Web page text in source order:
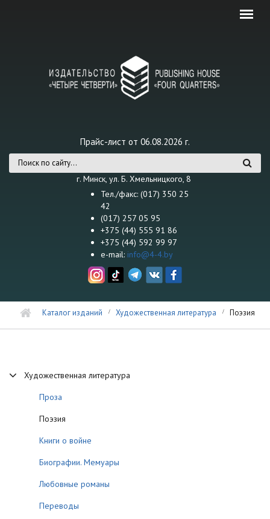
Прайс-лист от 06.08.2026 г.
Форма поискаг. Минск, ул. Б. Хмельницкого, 8
Тел./факс: (017) 350 25
42
(017) 257 05 95
+375 (44) 555 91 86
+375 (44) 592 99 97
e-mail: info@4-4.by
Каталог изданий Художественная литература Поэзия
Художественная литература
Проза
Поэзия
Книги о войне
Биографии. Мемуары
Любовные романы
Переводы